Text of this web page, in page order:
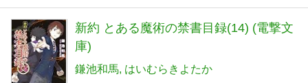
新約 とある魔術の禁書目録(14) (電撃文
庫)
鎌池和馬 はいむらきよたか